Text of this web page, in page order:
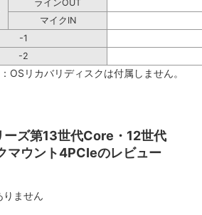
ラインOUT
マイクIN
-1
-2
OSリカバリディスクは付属しません。
ズ第13世代Core・12世代
マウント4PCIeのレビュー
りません